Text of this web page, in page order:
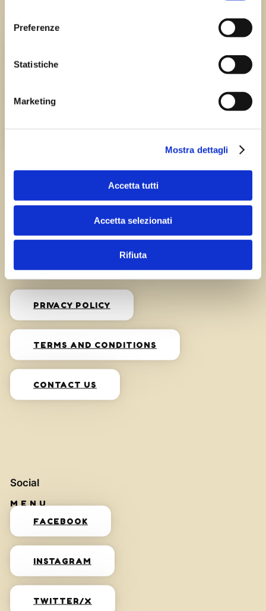
Preferenze
Statistiche
Marketing
Mostra dettagli
Accetta tutti
Accetta selezionati
Rifiuta
Chi siamo
HISTORY
Privacy
PRIVACY POLICY
TERMS AND CONDITIONS
CONTACT US
Social
FACEBOOK
INSTAGRAM
TWITTER/X